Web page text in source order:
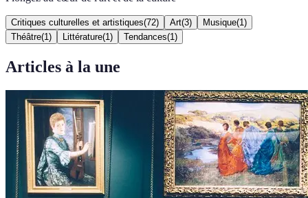
Critiques culturelles et artistiques(72) Art(3) Musique(1 )
Théâtre(1 ) Littérature(1 ) Tendances(1 )
Articles à la une